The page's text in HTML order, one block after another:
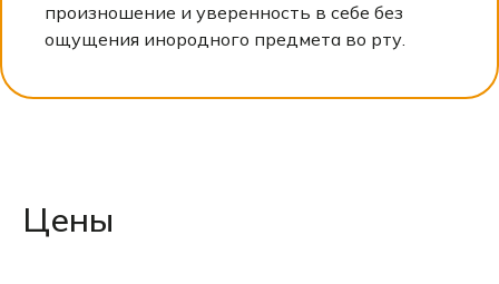
произношение и уверенность в себе без
ощущения инородного предмета во рту.
Цены